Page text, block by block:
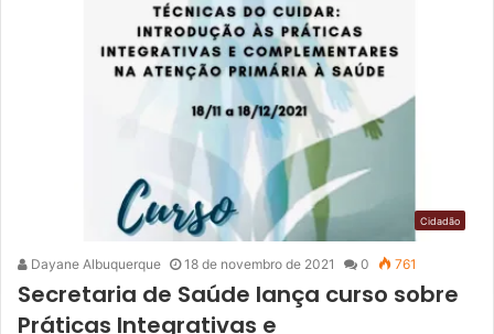
Cidadão
Dayane Albuquerque 18 de novembro de 2021 0 761
Secretaria de Saúde lança curso sobre
Práticas Integrativas e